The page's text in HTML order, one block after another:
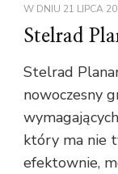
W DNIU 21 LIPCA
Stelrad
Stelrad
nowoczesny
który ma nie
efektownie,